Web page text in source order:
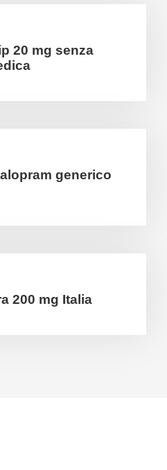
20 mg senza
generico
200 mg Italia